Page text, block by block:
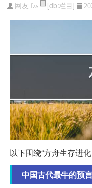
网友:fzs [db:栏目]
以下围绕“方舟生存进
中国古代最牛的预